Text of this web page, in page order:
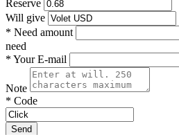
Reserve
Will give
* Need amount
need
* Your E-mail
Note
* Code